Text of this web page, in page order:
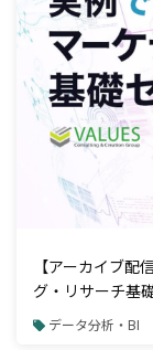
【アーカイブ
グ・リサーチ基
データ分析・BI